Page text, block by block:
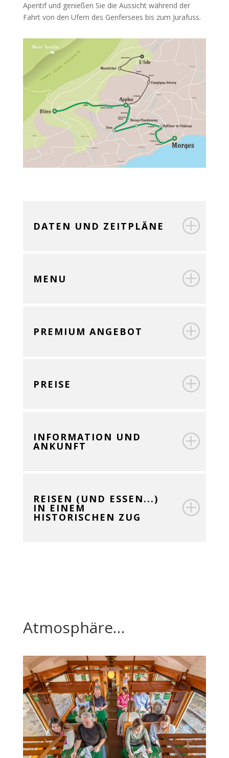
Aperitif und genießen Sie die Aussicht während der
Fahrt von den Ufern des Genfersees bis zum Jurafuss.
DATEN UND ZEITPLÄNE
MENU
PREMIUM ANGEBOT
PREISE
INFORMATION UND
ANKUNFT
REISEN (UND ESSEN...)
IN EINEM
HISTORISCHEN ZUG
Atmosphäre…